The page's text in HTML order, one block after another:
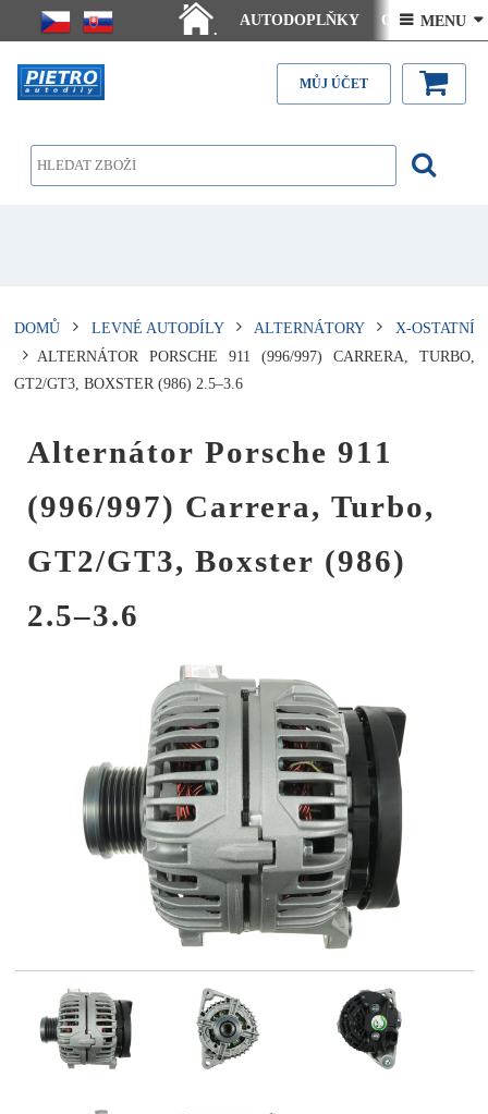
.
AUTODOPLŇKY Ceny doručení
Články - návody Kontakt
 MENU 
MŮJ ÚČET
DOMŮ LEVNÉ AUTODÍLY ALTERNÁTORY
X-OSTATNÍ
ALTERNÁTOR PORSCHE 911 (996/997) CARRERA, TURBO,
GT2/GT3, BOXSTER (986) 2.5–3.6
Alternátor Porsche 911
(996/997) Carrera, Turbo,
GT2/GT3, Boxster (986)
2.5–3.6